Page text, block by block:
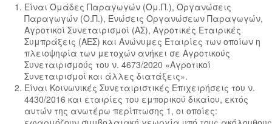
Είναι Ομάδες Παραγωγών (Ομ.Π.), Οργανώσεις
Παραγωγών (Ο.Π.), Ενώσεις Οργανώσεων Παραγωγών,
Αγροτικοί Συνεταιρισμοί (ΑΣ), Αγροτικές Εταιρικές
Συμπράξεις (ΑΕΣ) και Ανώνυμες Εταιρίες των οποίων η
πλειοψηφία των μετοχών ανήκει σε Αγροτικούς
Συνεταιρισμούς του ν. 4673/2020 «Αγροτικοί
Συνεταιρισμοί και άλλες διατάξεις».
Είναι Κοινωνικές Συνεταιριστικές Επιχειρήσεις του ν.
4430/2016 και εταιρίες του εμπορικού δικαίου, εκτός
αυτών της ανωτέρω περίπτωσης 1, οι οποίες: